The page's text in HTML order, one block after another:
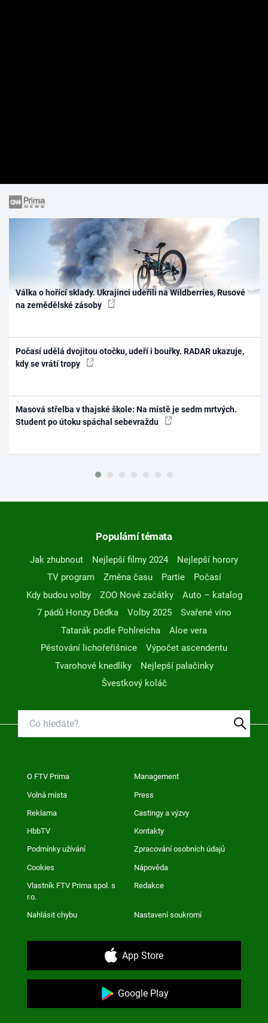
Válka o hořící sklady. Ukrajinci udeřili na Wildberries, Rusové
na zemědělské zásoby
Počasí udělá dvojitou otočku, udeří i bouřky. RADAR ukazuje,
kdy se vrátí tropy
Masová střelba v thajské škole: Na místě je sedm mrtvých.
Student po útoku spáchal sebevraždu
Populární témata
Jak zhubnout Nejlepší filmy 2024
Nejlepší horory
TV program
Změna času Partie
Počasí
Kdy budou volby
ZOO Nové začátky
Auto – katalog
7 pádů Honzy Dědka
Volby 2025
Svařené víno
Tatarák podle Pohlreicha
Aloe vera
Pěstování lichořeřišnice
Výpočet ascendentu
Tvarohové knedlíky
Nejlepší palačinky
Švestkový koláč
O FTV Prima Management
Volná místa Press
Reklama Castingy a výzvy
HbbTV Kontakty
Podmínky užívání Zpracování osobních údajů
Cookies Nápověda
Vlastník FTV Prima spol. s
r.o.
Redakce
Nahlásit chybu Nastavení soukromí
App Store
Google Play